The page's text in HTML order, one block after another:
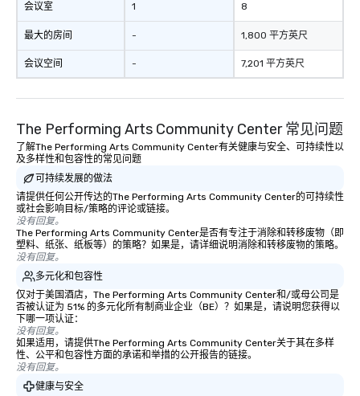
会议室
最大的房间
会议空间
1
-
-
8
1,800 平方英尺
7,201 平方英尺
The Performing Arts Community Center 常见问题
了解The Performing Arts Community Center有关健康与安全、可持续性以
及多样性和包容性的常见问题
可持续发展的做法
请提供任何公开传达的The Performing Arts Community Center的可持续性
或社会影响目标/策略的评论或链接。
没有回复。
The Performing Arts Community Center是否有专注于消除和转移废物（即
塑料、纸张、纸板等）的策略？如果是，请详细说明消除和转移废物的策略。
没有回复。
多元化和包容性
仅对于美国酒店，The Performing Arts Community Center和/或母公司是
否被认证为 51% 的多元化所有制商业企业（BE）？如果是，请说明您获得以
下哪一项认证：
没有回复。
如果适用，请提供The Performing Arts Community Center关于其在多样
性、公平和包容性方面的承诺和举措的公开报告的链接。
没有回复。
健康与安全